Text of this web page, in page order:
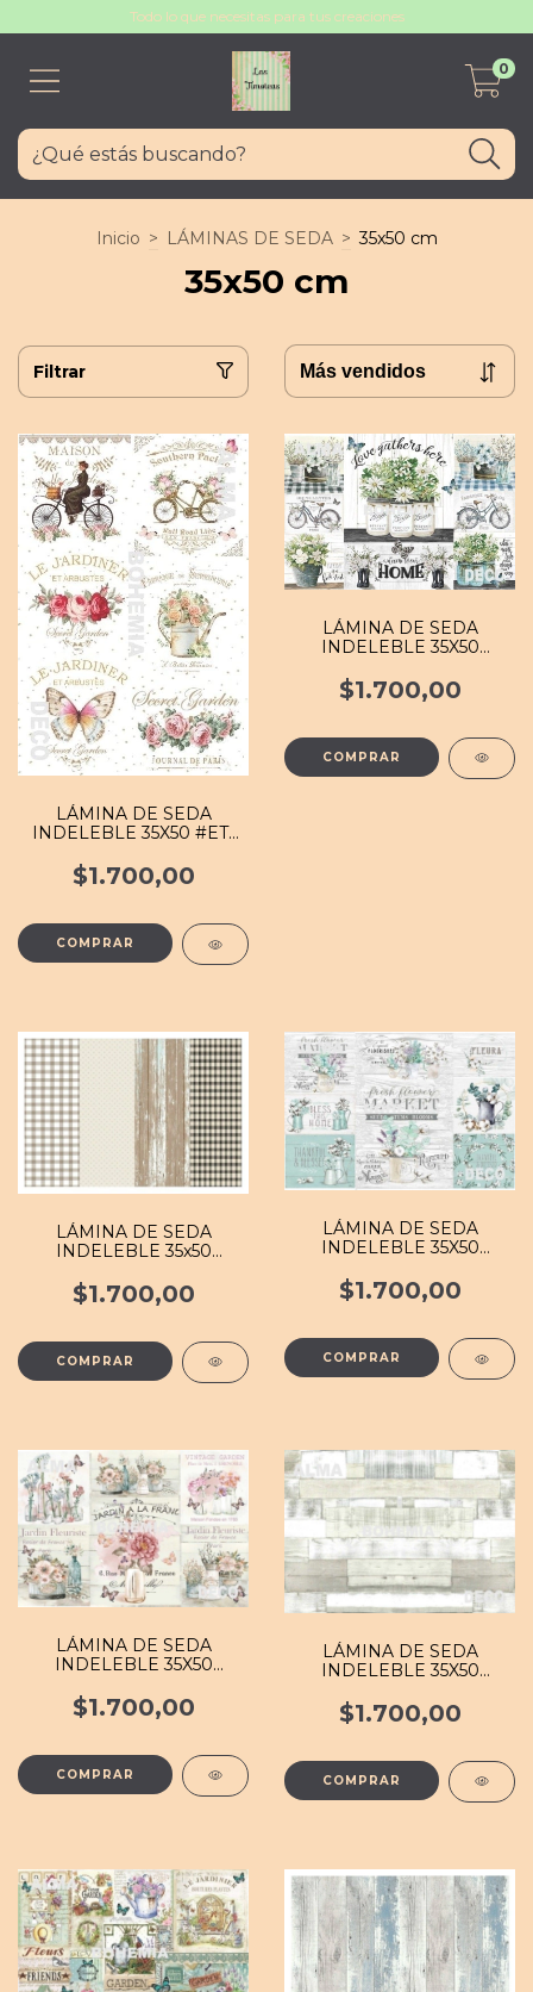
Todo lo que necesitas para tus creaciones
0
Inicio > LÁMINAS DE SEDA > 35x50 cm
35x50 cm
Filtrar
LÁMINA DE SEDA
INDELEBLE 35X50 #ETI
$1.700,00
LÁMINA DE SEDA
INDELEBLE 35X50
$1.700,00
LÁMINA DE SEDA
INDELEBLE 35x50
$1.700,00
LÁMINA DE SEDA
INDELEBLE 35X50
$1.700,00
LÁMINA DE SEDA
INDELEBLE 35X50
$1.700,00
LÁMINA DE SEDA
INDELEBLE 35X50
$1.700,00